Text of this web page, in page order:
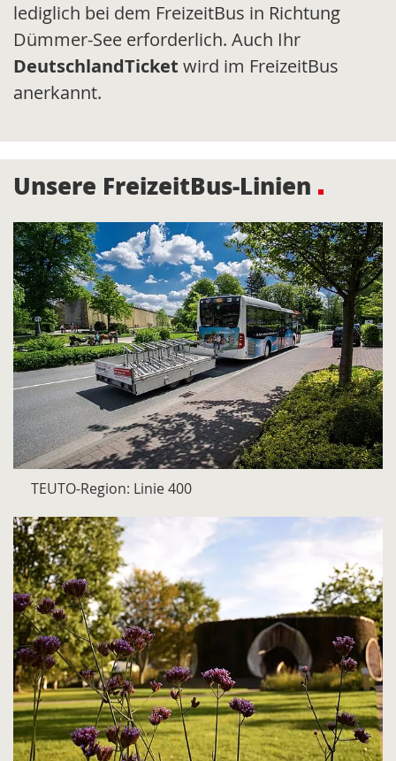
lediglich bei dem FreizeitBus in Richtung
Dümmer-See erforderlich. Auch Ihr
DeutschlandTicket wird im FreizeitBus
anerkannt.
Unsere FreizeitBus-Linien
TEUTO-Region: Linie 400